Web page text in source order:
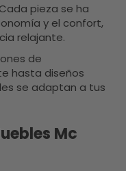
pieza se ha
y el confort,
relajante.
de
hasta diseños
se adaptan a tus
Mc